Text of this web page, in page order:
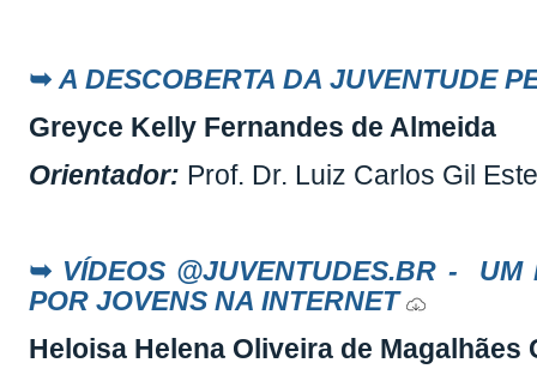
➥ A DESCOBERTA DA JUVENTUDE
Greyce Kelly Fernandes de Almeida
Orientador: Prof. Dr. Luiz Carlos Gil
➥ VÍDEOS @JUVENTUDES.BR - UM
POR JOVENS NA INTERNET
Heloisa Helena Oliveira de Magalhães